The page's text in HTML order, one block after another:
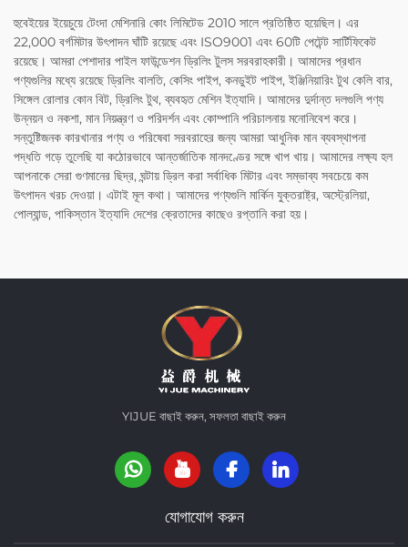
হুবেইয়ের ইয়েচুয়ে টেংদা মেশিনারি কোং লিমিটেড 2010 সালে প্রতিষ্ঠিত হয়েছিল। এর
22,000 বর্গমিটার উৎপাদন ঘাঁটি রয়েছে এবং ISO9001 এবং 60টি পেটেন্ট সার্টিফিকেট
রয়েছে। আমরা পেশাদার পাইল ফাউন্ডেশন ড্রিলিং টুলস সরবরাহকারী। আমাদের প্রধান
পণ্যগুলির মধ্যে রয়েছে ড্রিলিং বালতি, কেসিং পাইপ, কনডুইট পাইপ, ইঞ্জিনিয়ারিং টুথ কেলি বার,
সিঙ্গেল রোলার কোন বিট, ড্রিলিং টুথ, ব্যবহৃত মেশিন ইত্যাদি। আমাদের দুর্দান্ত দলগুলি পণ্য
উন্নয়ন ও নকশা, মান নিয়ন্ত্রণ ও পরিদর্শন এবং কোম্পানি পরিচালনায় মনোনিবেশ করে।
সন্তুষ্টিজনক কারখানার পণ্য ও পরিষেবা সরবরাহের জন্য আমরা আধুনিক মান ব্যবস্থাপনা
পদ্ধতি গড়ে তুলেছি যা কঠোরভাবে আন্তর্জাতিক মানদণ্ডের সঙ্গে খাপ খায়। আমাদের লক্ষ্য হল
আপনাকে সেরা গুণমানের ছিদ্র, ঘন্টায় ড্রিল করা সর্বাধিক মিটার এবং সম্ভাব্য সবচেয়ে কম
উৎপাদন খরচ দেওয়া। এটাই মূল কথা। আমাদের পণ্যগুলি মার্কিন যুক্তরাষ্ট্র, অস্ট্রেলিয়া,
পোল্যান্ড, পাকিস্তান ইত্যাদি দেশের ক্রেতাদের কাছেও রপ্তানি করা হয়।
YIJUE বাছাই করুন, সফলতা বাছাই করুন
যোগাযোগ করুন